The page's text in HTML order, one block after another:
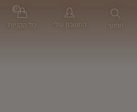
חפשי החשבון שלי סל הקניות
0